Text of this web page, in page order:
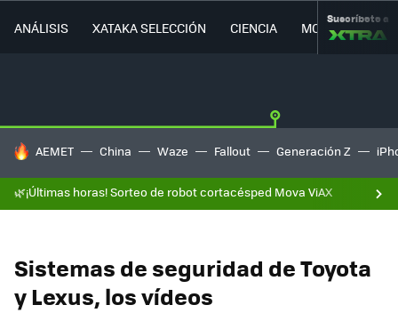
ANÁLISIS XATAKA SELECCIÓN CIENCIA MOVILIDAD
Suscríbete a
HOY SE HABLA DE
AEMET China Waze Fallout Generación Z
🌿¡Últimas horas! Sorteo de robot cortacésped Mova ViAX
Sistemas de seguridad de Toyota
y Lexus, los vídeos